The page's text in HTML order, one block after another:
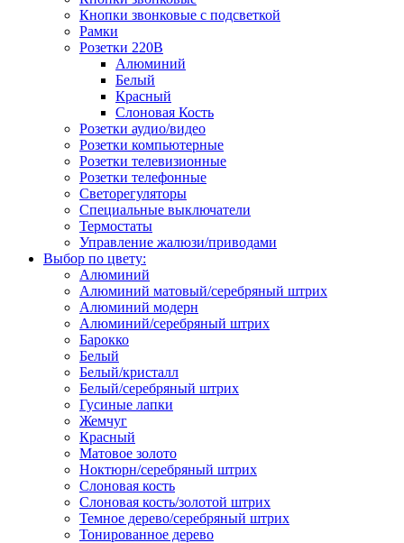
Кнопки звонковые с подсветкой
Рамки
Розетки 220В
Алюминий
Белый
Красный
Слоновая Кость
Розетки аудио/видео
Розетки компьютерные
Розетки телевизионные
Розетки телефонные
Светорегуляторы
Специальные выключатели
Термостаты
Управление жалюзи/приводами
Выбор по цвету:
Алюминий
Алюминий матовый/серебряный штрих
Алюминий модерн
Алюминий/серебряный штрих
Барокко
Белый
Белый/кристалл
Белый/серебряный штрих
Гусиные лапки
Жемчуг
Красный
Матовое золото
Ноктюрн/серебряный штрих
Слоновая кость
Слоновая кость/золотой штрих
Темное дерево/серебряный штрих
Тонированное дерево